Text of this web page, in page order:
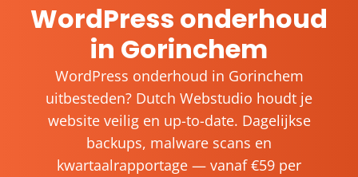
WordPress onderhoud
in Gorinchem
WordPress onderhoud in Gorinchem
uitbesteden? Dutch Webstudio houdt je
website veilig en up-to-date. Dagelijkse
backups, malware scans en
kwartaalrapportage — vanaf €59 per